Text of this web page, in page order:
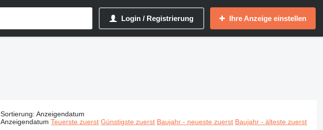
Login / Registrierung Ihre Anzeige einstellen
Sortierung: Anzeigendatum
Anzeigendatum Teuerste zuerst Günstigste zuerst Baujahr - neueste zuerst Baujahr - älteste zuerst